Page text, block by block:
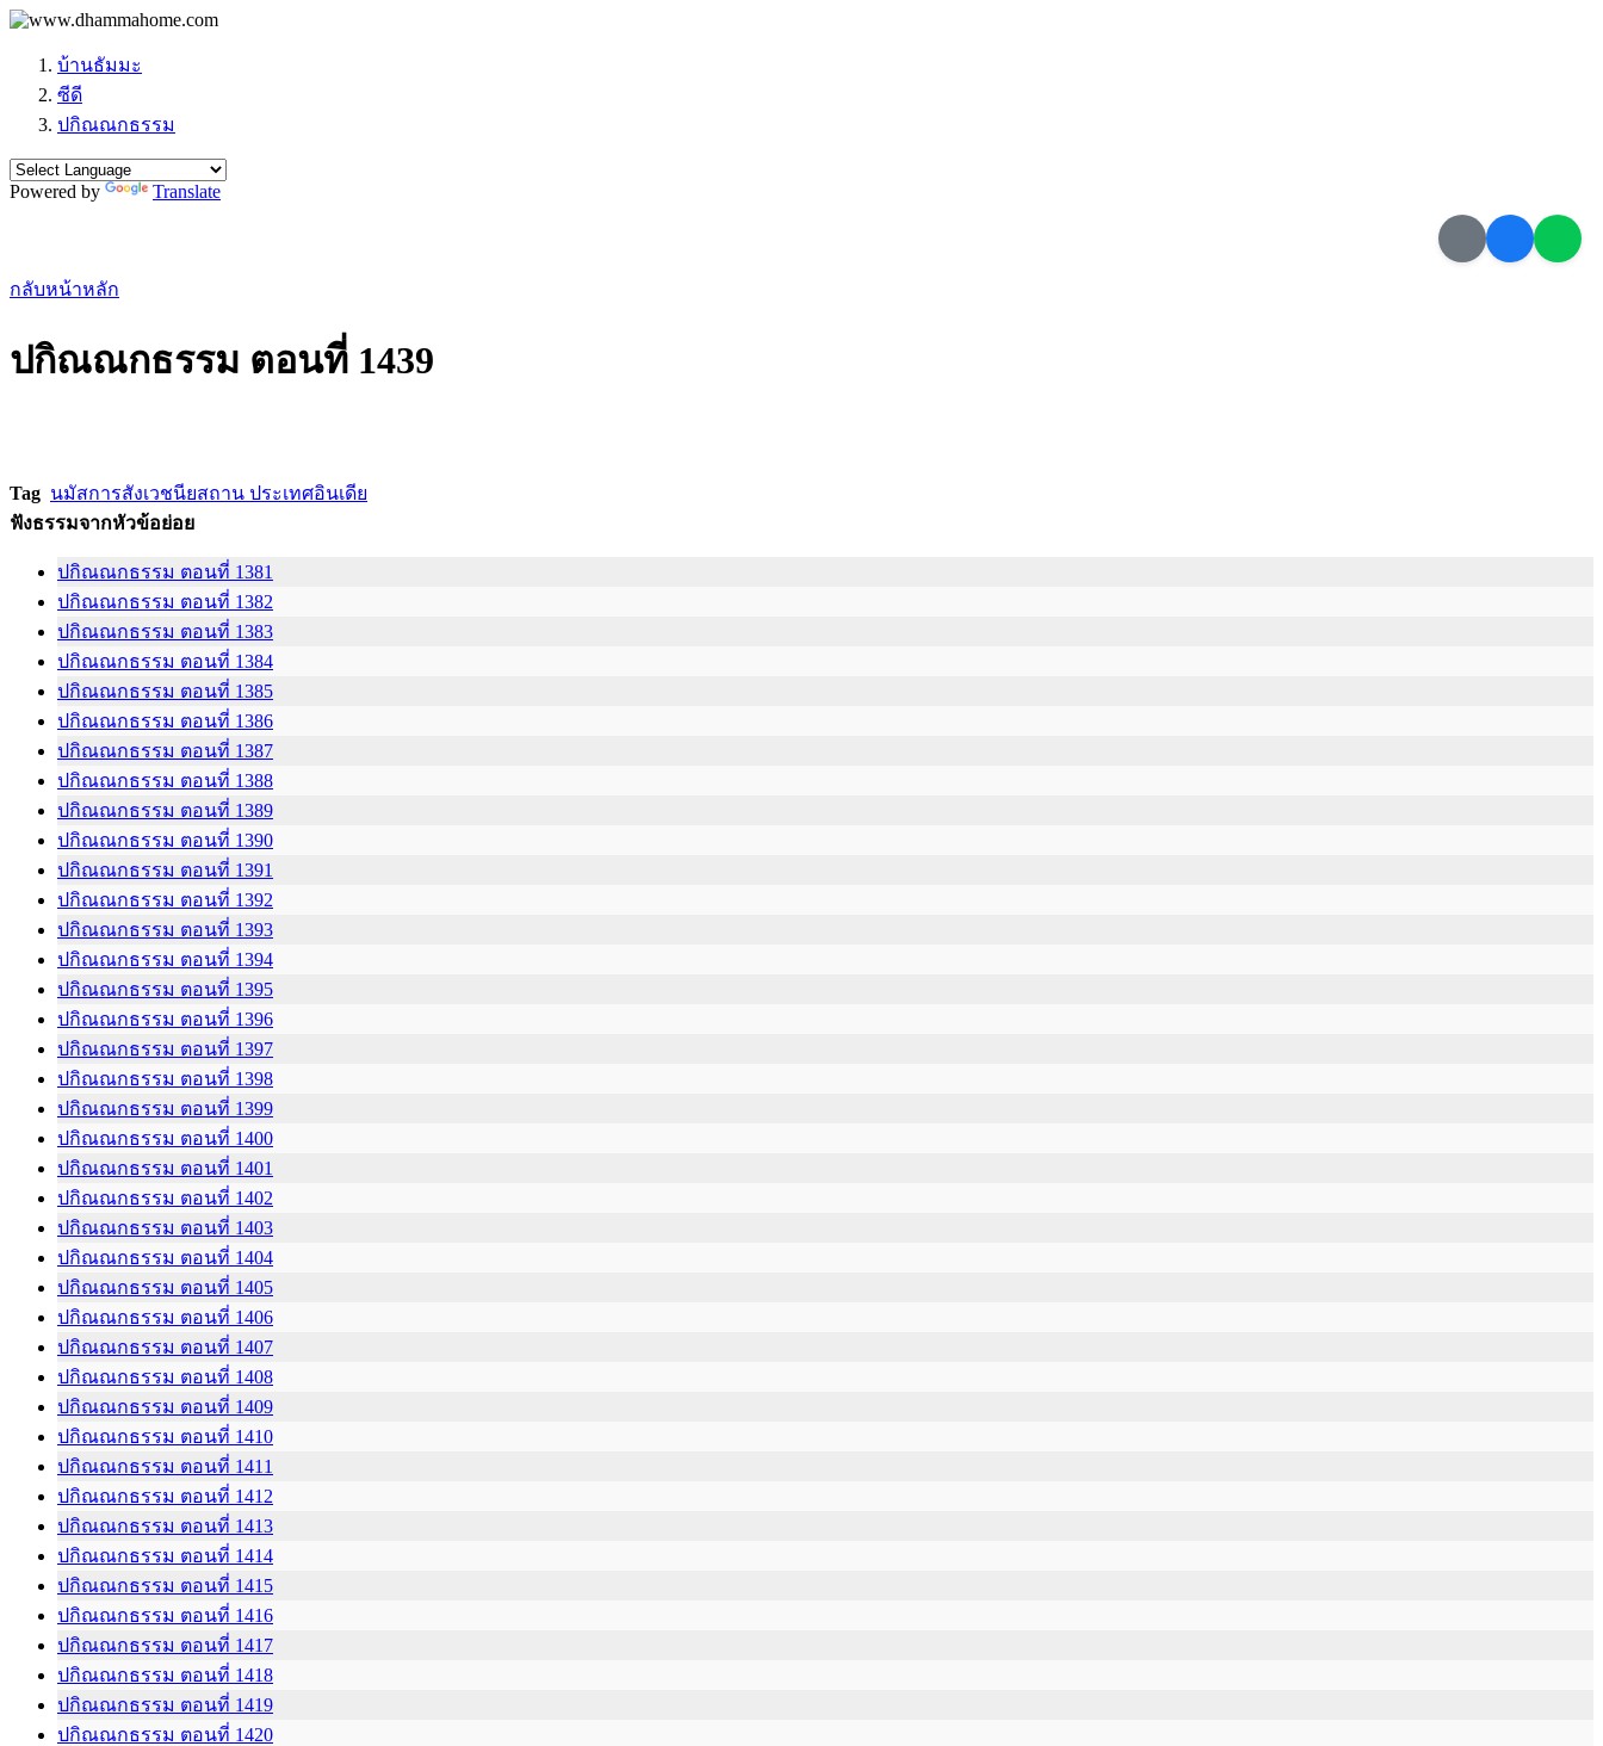
บ้านธัมมะ
ซีดี
ปกิณณกธรรม
Powered by Translate
กลับหน้าหลัก
ปกิณณกธรรม ตอนที่ 1439
Tag นมัสการสังเวชนียสถาน ประเทศอินเดีย
ฟังธรรมจากหัวข้อย่อย
ปกิณณกธรรม ตอนที่ 1381
ปกิณณกธรรม ตอนที่ 1382
ปกิณณกธรรม ตอนที่ 1383
ปกิณณกธรรม ตอนที่ 1384
ปกิณณกธรรม ตอนที่ 1385
ปกิณณกธรรม ตอนที่ 1386
ปกิณณกธรรม ตอนที่ 1387
ปกิณณกธรรม ตอนที่ 1388
ปกิณณกธรรม ตอนที่ 1389
ปกิณณกธรรม ตอนที่ 1390
ปกิณณกธรรม ตอนที่ 1391
ปกิณณกธรรม ตอนที่ 1392
ปกิณณกธรรม ตอนที่ 1393
ปกิณณกธรรม ตอนที่ 1394
ปกิณณกธรรม ตอนที่ 1395
ปกิณณกธรรม ตอนที่ 1396
ปกิณณกธรรม ตอนที่ 1397
ปกิณณกธรรม ตอนที่ 1398
ปกิณณกธรรม ตอนที่ 1399
ปกิณณกธรรม ตอนที่ 1400
ปกิณณกธรรม ตอนที่ 1401
ปกิณณกธรรม ตอนที่ 1402
ปกิณณกธรรม ตอนที่ 1403
ปกิณณกธรรม ตอนที่ 1404
ปกิณณกธรรม ตอนที่ 1405
ปกิณณกธรรม ตอนที่ 1406
ปกิณณกธรรม ตอนที่ 1407
ปกิณณกธรรม ตอนที่ 1408
ปกิณณกธรรม ตอนที่ 1409
ปกิณณกธรรม ตอนที่ 1410
ปกิณณกธรรม ตอนที่ 1411
ปกิณณกธรรม ตอนที่ 1412
ปกิณณกธรรม ตอนที่ 1413
ปกิณณกธรรม ตอนที่ 1414
ปกิณณกธรรม ตอนที่ 1415
ปกิณณกธรรม ตอนที่ 1416
ปกิณณกธรรม ตอนที่ 1417
ปกิณณกธรรม ตอนที่ 1418
ปกิณณกธรรม ตอนที่ 1419
ปกิณณกธรรม ตอนที่ 1420